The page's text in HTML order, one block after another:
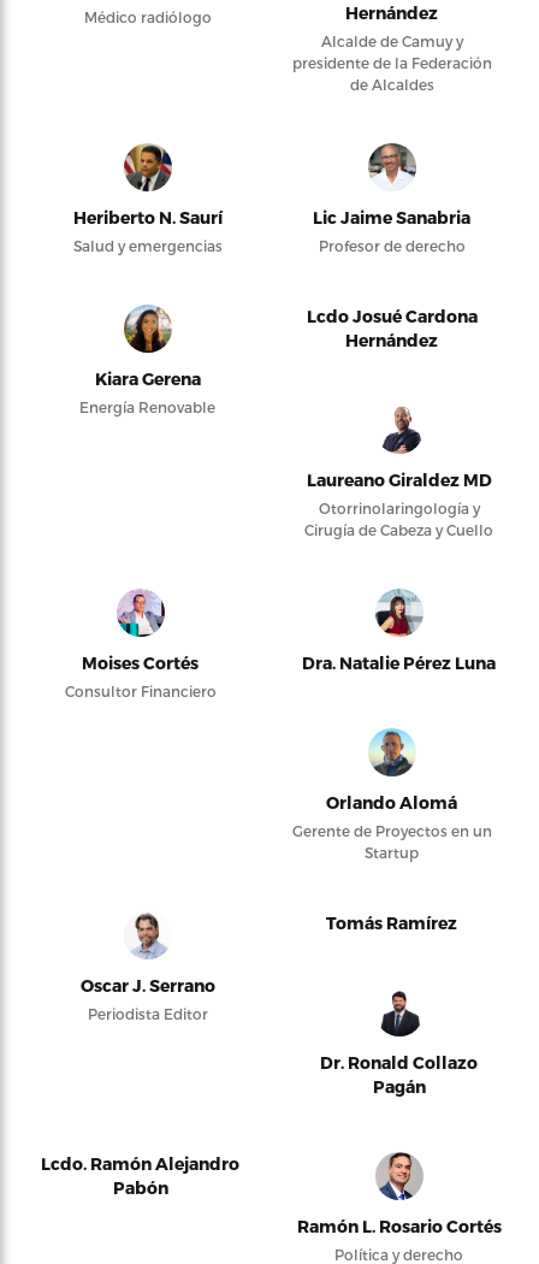
Médico radiólogo
Hernández
Alcalde de Camuy y
presidente de la Federación
de Alcaldes
Heriberto N. Saurí
Salud y emergencias
Lic Jaime Sanabria
Profesor de derecho
Kiara Gerena
Energía Renovable
Lcdo Josué Cardona
Hernández
Laureano Giraldez MD
Otorrinolaringología y
Cirugía de Cabeza y Cuello
Moises Cortés
Consultor Financiero
Dra. Natalie Pérez Luna
Orlando Alomá
Gerente de Proyectos en un
Startup
Oscar J. Serrano
Periodista Editor
Tomás Ramírez
Dr. Ronald Collazo
Pagán
Lcdo. Ramón Alejandro
Pabón
Ramón L. Rosario Cortés
Política y derecho